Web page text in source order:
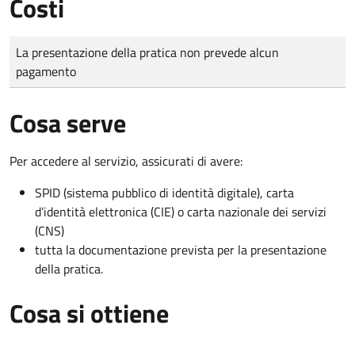
Tipo di pagamento
Importo
La presentazione della pratica non prevede alcun
pagamento
Cosa serve
Per accedere al servizio, assicurati di avere:
SPID (sistema pubblico di identità digitale), carta
d’identità elettronica (CIE) o carta nazionale dei servizi
(CNS)
tutta la documentazione prevista per la presentazione
della pratica.
Cosa si ottiene